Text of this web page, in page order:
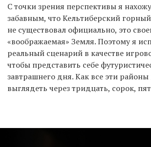
С точки зрения перспективы я
забавным, что Кельтиберский
не существовал официально, это
«воображаемая» Земля. Поэтому я
реальный сценарий в качестве
чтобы представить себе
завтрашнего дня. Как все эти районы
выглядеть через тридцать, сорок,